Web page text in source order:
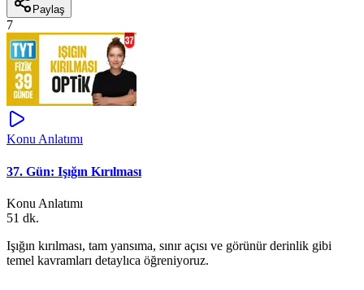
Paylaş
7
Konu Anlatımı
37. Gün: Işığın Kırılması
Konu Anlatımı
51 dk.
Işığın kırılması, tam yansıma, sınır açısı ve görünür derinlik gibi
temel kavramları detaylıca öğreniyoruz.